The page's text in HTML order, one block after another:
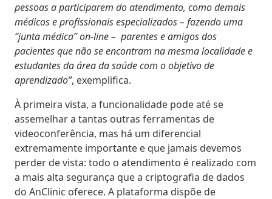
pessoas a participarem do atendimento, como demais
médicos e profissionais especializados – fazendo uma
“junta médica” on-line – parentes e amigos dos
pacientes que não se encontram na mesma localidade e
estudantes da área da saúde com o objetivo de
aprendizado”, exemplifica.
À primeira vista, a funcionalidade pode até se
assemelhar a tantas outras ferramentas de
videoconferência, mas há um diferencial
extremamente importante e que jamais devemos
perder de vista: todo o atendimento é realizado com
a mais alta segurança que a criptografia de dados
do AnClinic oferece. A plataforma dispõe de